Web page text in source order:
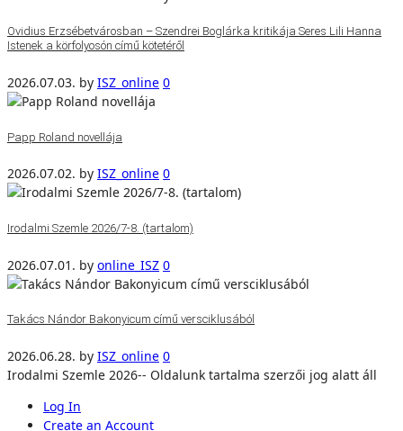
Ovidius Erzsébetvárosban – Szendrei Boglárka kritikája Seres Lili Hanna
Istenek a körfolyosón című kötetéről
2026.07.03. by ISZ_online 0
Papp Roland novellája
2026.07.02. by ISZ_online 0
Irodalmi Szemle 2026/7-8. (tartalom)
2026.07.01. by online_ISZ 0
Takács Nándor Bakonyicum című versciklusából
2026.06.28. by ISZ_online 0
Irodalmi Szemle 2026-- Oldalunk tartalma szerzői jog alatt áll
Log In
Create an Account